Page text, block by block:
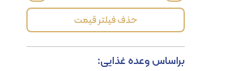
حذف فیلتر قیمت
براساس وعده غذایی: